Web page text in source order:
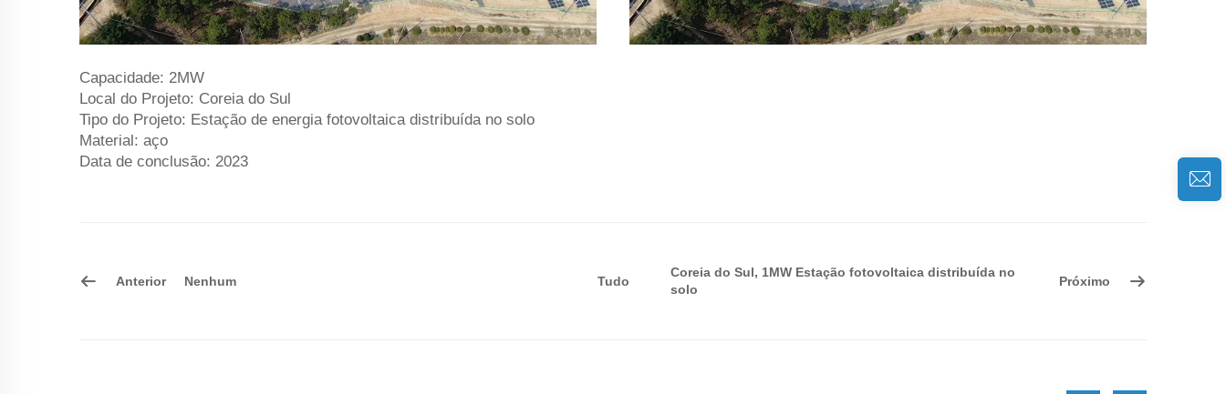
Capacidade: 2MW
Local do Projeto: Coreia do Sul
Tipo do Projeto: Estação de energia fotovoltaica distribuída no solo
Material: aço
Data de conclusão: 2023
Anterior Nenhum Tudo
Coreia do Sul, 1MW Estação fotovoltaica distribuída no
solo
Próximo